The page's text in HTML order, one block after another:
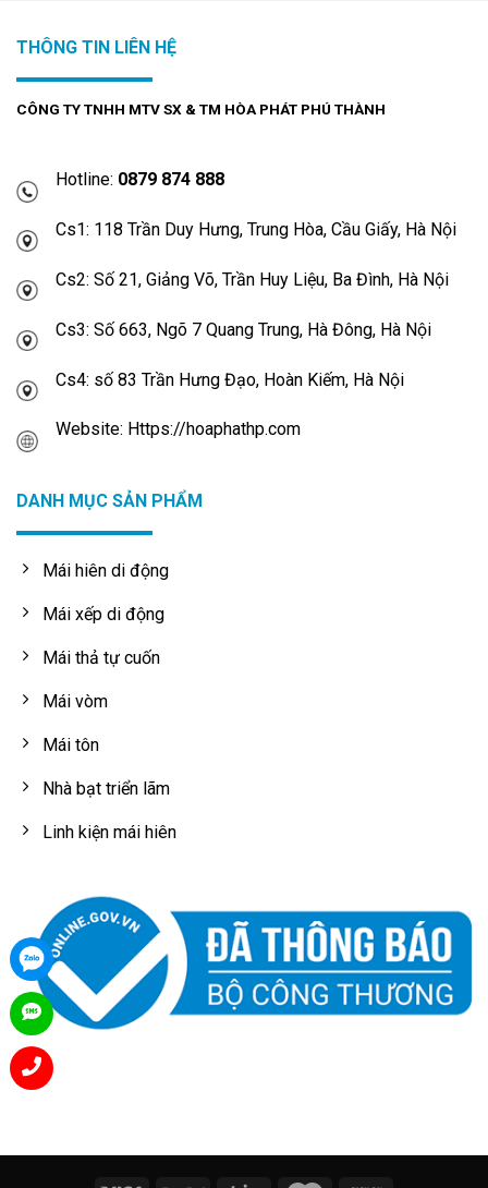
THÔNG TIN LIÊN HỆ
CÔNG TY TNHH MTV SX & TM HÒA PHÁT PHÚ THÀNH
Hotline: 0879 874 888
Cs1: 118 Trần Duy Hưng, Trung Hòa, Cầu Giấy, Hà Nội
Cs2: Số 21, Giảng Võ, Trần Huy Liệu, Ba Đình, Hà Nội
Cs3: Số 663, Ngõ 7 Quang Trung, Hà Đông, Hà Nội
Cs4: số 83 Trần Hưng Đạo, Hoàn Kiếm, Hà Nội
Website: Https://hoaphathp.com
DANH MỤC SẢN PHẨM
Mái hiên di động
Mái xếp di động
Mái thả tự cuốn
Mái vòm
Mái tôn
Nhà bạt triển lãm
Linh kiện mái hiên